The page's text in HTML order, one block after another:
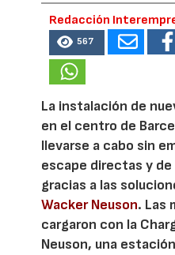
Redacción
567
La instalación de
en el centro de
llevarse a cabo sin
escape directas y
gracias a las
Wacker Neuson. Las
cargaron con la
Neuson, una